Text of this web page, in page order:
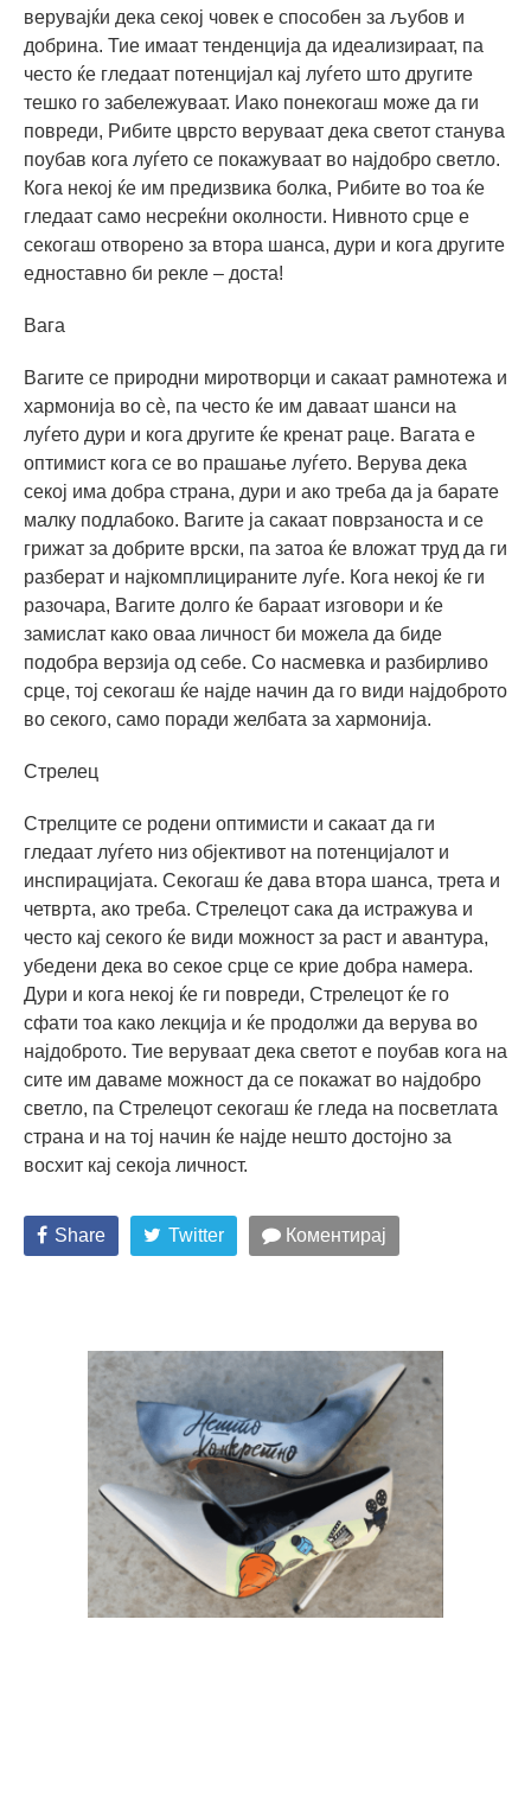
верувајќи дека секој човек е способен за љубов и
добрина. Тие имаат тенденција да идеализираат, па
често ќе гледаат потенцијал кај луѓето што другите
тешко го забележуваат. Иако понекогаш може да ги
повреди, Рибите цврсто веруваат дека светот станува
поубав кога луѓето се покажуваат во најдобро светло.
Кога некој ќе им предизвика болка, Рибите во тоа ќе
гледаат само несреќни околности. Нивното срце е
секогаш отворено за втора шанса, дури и кога другите
едноставно би рекле – доста!
Вага
Вагите се природни миротворци и сакаат рамнотежа и
хармонија во сè, па често ќе им даваат шанси на
луѓето дури и кога другите ќе кренат раце. Вагата е
оптимист кога се во прашање луѓето. Верува дека
секој има добра страна, дури и ако треба да ја барате
малку подлабоко. Вагите ја сакаат поврзаноста и се
грижат за добрите врски, па затоа ќе вложат труд да ги
разберат и најкомплицираните луѓе. Кога некој ќе ги
разочара, Вагите долго ќе бараат изговори и ќе
замислат како оваа личност би можела да биде
подобра верзија од себе. Со насмевка и разбирливо
срце, тој секогаш ќе најде начин да го види најдоброто
во секого, само поради желбата за хармонија.
Стрелец
Стрелците се родени оптимисти и сакаат да ги
гледаат луѓето низ објективот на потенцијалот и
инспирацијата. Секогаш ќе дава втора шанса, трета и
четврта, ако треба. Стрелецот сака да истражува и
често кај секого ќе види можност за раст и авантура,
убедени дека во секое срце се крие добра намера.
Дури и кога некој ќе ги повреди, Стрелецот ќе го
сфати тоа како лекција и ќе продолжи да верува во
најдоброто. Тие веруваат дека светот е поубав кога на
сите им даваме можност да се покажат во најдобро
светло, па Стрелецот секогаш ќе гледа на посветлата
страна и на тој начин ќе најде нешто достојно за
восхит кај секоја личност.
Share Twitter Коментирај